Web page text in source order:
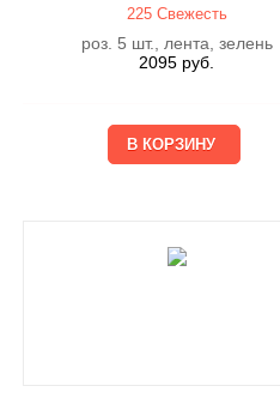
225 Свежесть
роз. 5 шт., лента, зелень
2095 руб.